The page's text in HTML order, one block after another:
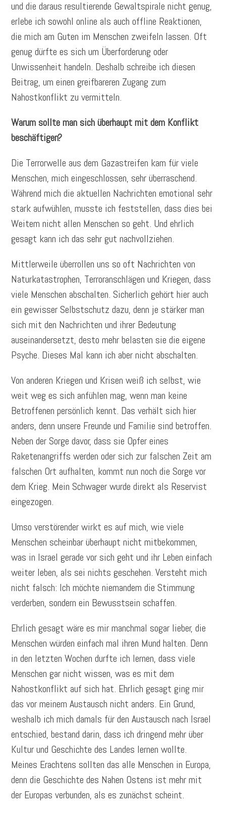
und die daraus resultierende Gewaltspirale nicht genug,
erlebe ich sowohl online als auch offline Reaktionen,
die mich am Guten im Menschen zweifeln lassen. Oft
genug dürfte es sich um Überforderung oder
Unwissenheit handeln. Deshalb schreibe ich diesen
Beitrag, um einen greifbareren Zugang zum
Nahostkonflikt zu vermitteln.
Warum sollte man sich überhaupt mit dem Konflikt
beschäftigen?
Die Terrorwelle aus dem Gazastreifen kam für viele
Menschen, mich eingeschlossen, sehr überraschend.
Während mich die aktuellen Nachrichten emotional sehr
stark aufwühlen, musste ich feststellen, dass dies bei
Weitem nicht allen Menschen so geht. Und ehrlich
gesagt kann ich das sehr gut nachvollziehen.
Mittlerweile überrollen uns so oft Nachrichten von
Naturkatastrophen, Terroranschlägen und Kriegen, dass
viele Menschen abschalten. Sicherlich gehört hier auch
ein gewisser Selbstschutz dazu, denn je stärker man
sich mit den Nachrichten und ihrer Bedeutung
auseinandersetzt, desto mehr belasten sie die eigene
Psyche. Dieses Mal kann ich aber nicht abschalten.
Von anderen Kriegen und Krisen weiß ich selbst, wie
weit weg es sich anfühlen mag, wenn man keine
Betroffenen persönlich kennt. Das verhält sich hier
anders, denn unsere Freunde und Familie sind betroffen.
Neben der Sorge davor, dass sie Opfer eines
Raketenangriffs werden oder sich zur falschen Zeit am
falschen Ort aufhalten, kommt nun noch die Sorge vor
dem Krieg. Mein Schwager wurde direkt als Reservist
eingezogen.
Umso verstörender wirkt es auf mich, wie viele
Menschen scheinbar überhaupt nicht mitbekommen,
was in Israel gerade vor sich geht und ihr Leben einfach
weiter leben, als sei nichts geschehen. Versteht mich
nicht falsch: Ich möchte niemandem die Stimmung
verderben, sondern ein Bewusstsein schaffen.
Ehrlich gesagt wäre es mir manchmal sogar lieber, die
Menschen würden einfach mal ihren Mund halten. Denn
in den letzten Wochen durfte ich lernen, dass viele
Menschen gar nicht wissen, was es mit dem
Nahostkonflikt auf sich hat. Ehrlich gesagt ging mir
das vor meinem Austausch nicht anders. Ein Grund,
weshalb ich mich damals für den Austausch nach Israel
entschied, bestand darin, dass ich dringend mehr über
Kultur und Geschichte des Landes lernen wollte.
Meines Erachtens sollten das alle Menschen in Europa,
denn die Geschichte des Nahen Ostens ist mehr mit
der Europas verbunden, als es zunächst scheint.